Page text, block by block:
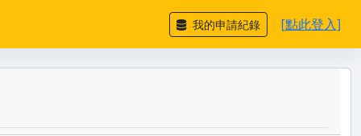
我的申請紀錄 [點此登入]